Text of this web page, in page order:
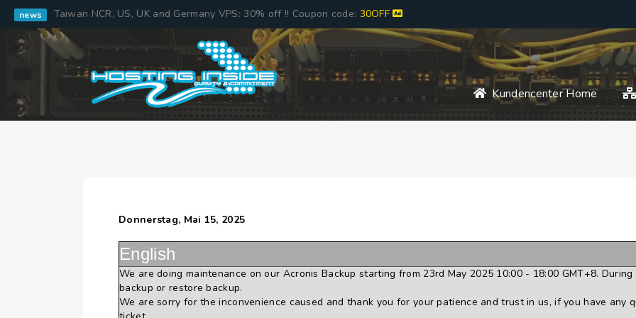
news Taiwan NCR, US, UK and Germany VPS: 30% off !! Coupon code: 30OFF
Kundencenter Home
Donnerstag, Mai 15, 2025
English
We are doing maintenance on our Acronis Backup starting from 23rd May 2025 10:00 - 18:00 GMT+8.
backup or restore backup.
We are sorry for the inconvenience caused and thank you for your patience and trust in us, if you have any